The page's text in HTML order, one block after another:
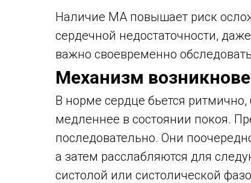
Наличие МА повышает риск
сердечной недостаточности,
важно своевременно
Механизм
В норме сердце бьется
медленнее в состоянии покоя.
последовательно. Они
а затем расслабляются для
систолой или систолической